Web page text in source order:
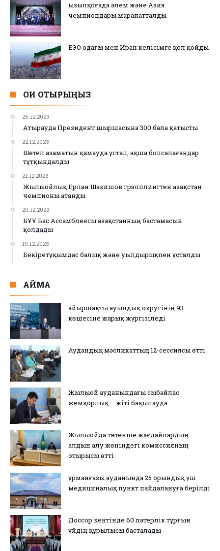
Қызылқоғада әлем және Азия
чемпиондары марапатталды
ЕЭО одағы мен Иран келісімге қол қойды
ОҚИ ОТЫРЫҢЫЗ
25.12.2023
Атырауда Президент шыршасына 300 бала қатысты
22.12.2023
Шетел азаматын қамауда ұстап, ақша бопсалағандар
тұтқындалды
21.12.2023
Жылыойлық Ерлан Шакишов грэпплингтен Қазақстан
чемпионы атанды
20.12.2023
БҰҰ Бас Ассамблеясы Қазақстанның бастамасын
қолдады
19.12.2023
Бекіретұқымдас балық және уылдырықпен ұсталды
АЙМАҚ
Қайыршақты ауылдық округінің 93
көшесіне жарық жүргізіледі
Аудандық мәслихаттың 12-сессиясы өтті
Жылыой ауданындағы сыбайлас
жемқорлық – жіті бақылауда
Жылыойда төтенше жағдайлардың
алдын алу жөніндегі комиссияның
отырысы өтті
Құрманғазы ауданында 25 орындық үш
медициналық пункт пайдалануға берілді
Доссор кентінде 60 пәтерлік тұрғын
үйдің құрылысы басталады